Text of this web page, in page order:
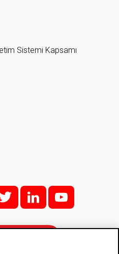
Sistemi Kapsamı
t l y